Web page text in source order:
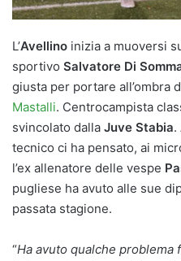
L’Avellino inizia a muoversi
sportivo Salvatore Di
giusta per portare all’ombra
Mastalli. Centrocampista
svincolato dalla Juve Stabia.
tecnico ci ha pensato, ai
l’ex allenatore delle vespe
pugliese ha avuto alle sue
passata stagione.
“Ha avuto qualche problema